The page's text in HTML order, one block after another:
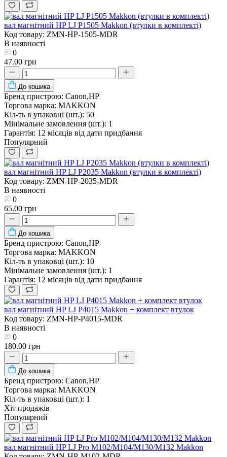
вал магнітний HP LJ P1505 Makkon (втулки в комплекті)
Код товару: ZMN-HP-1505-MDR
В наявності
0
47.00 грн
До кошика
Бренд пристрою: Canon,HP
Торгова марка: MAKKON
Кіл-ть в упаковці (шт.): 50
Мінімальне замовлення (шт.): 1
Гарантія: 12 місяців від дати придбання
Популярний
вал магнітний HP LJ P2035 Makkon (втулки в комплекті)
Код товару: ZMN-HP-2035-MDR
В наявності
0
65.00 грн
До кошика
Бренд пристрою: Canon,HP
Торгова марка: MAKKON
Кіл-ть в упаковці (шт.): 10
Мінімальне замовлення (шт.): 1
Гарантія: 12 місяців від дати придбання
вал магнітний HP LJ P4015 Makkon + комплект втулок
Код товару: ZMN-HP-P4015-MDR
В наявності
0
180.00 грн
До кошика
Бренд пристрою: Canon,HP
Торгова марка: MAKKON
Кіл-ть в упаковці (шт.): 1
Хіт продажів
Популярний
вал магнітний HP LJ Pro M102/M104/M130/M132 Makkon